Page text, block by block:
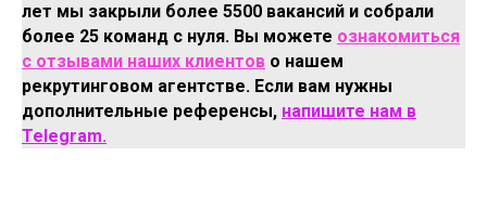
лет мы закрыли более 5500 вакансий и собрали
более 25 команд с нуля. Вы можете ознакомиться
с отзывами наших клиентов о нашем
рекрутинговом агентстве. Если вам нужны
дополнительные референсы, напишите нам в
Telegram.